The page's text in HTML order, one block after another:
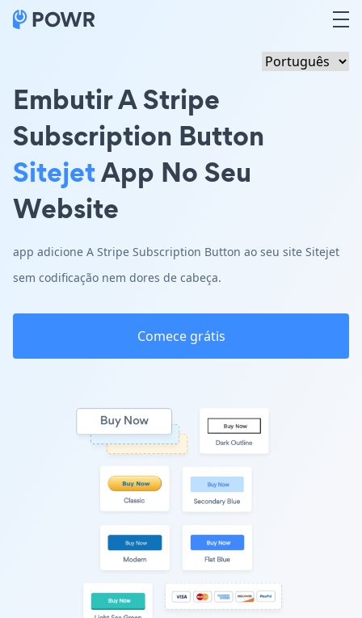
Embutir A Stripe
Subscription Button
SitejetApp No Seu
Website
app adicione A Stripe Subscription Button ao seu site Sitejet
sem codificação nem dores de cabeça.
Comece grátis